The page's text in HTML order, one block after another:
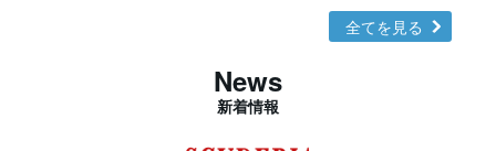
全てを見る
News
新着情報